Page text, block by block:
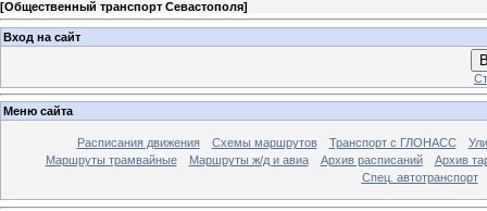
[Общественный транспорт Севастополя]
Вход на сайт
Меню сайта
Расписания движения Схемы маршрутов Транспорт с ГЛОНАСС
Маршруты трамвайные
Маршруты ж/д и авиа Архив расписаний
Архив
Спец. автотранспорт